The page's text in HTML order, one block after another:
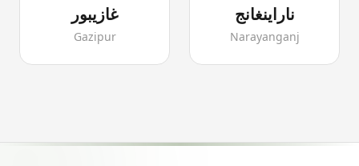
ناراينغانج
Narayanganj
غازيبور
Gazipur